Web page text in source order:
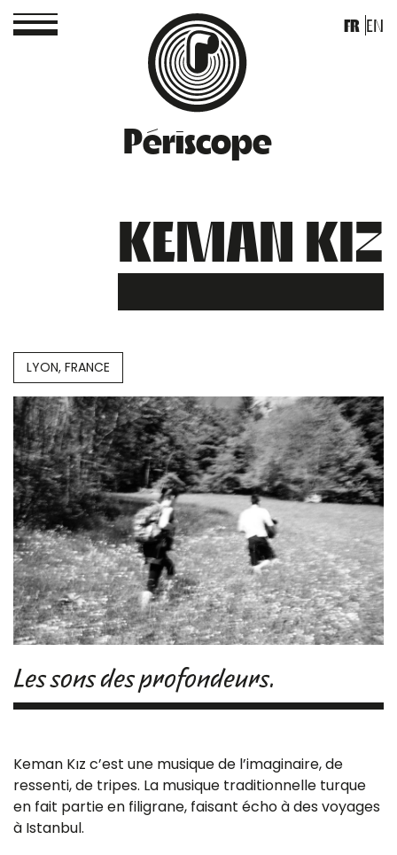
Périscope
FR EN
KEMAN KIZ
LYON, FRANCE
Les sons des profondeurs.
Keman Kız c’est une musique de l’imaginaire, de
ressenti, de tripes. La musique traditionnelle turque
en fait partie en filigrane, faisant écho à des voyages
à Istanbul.